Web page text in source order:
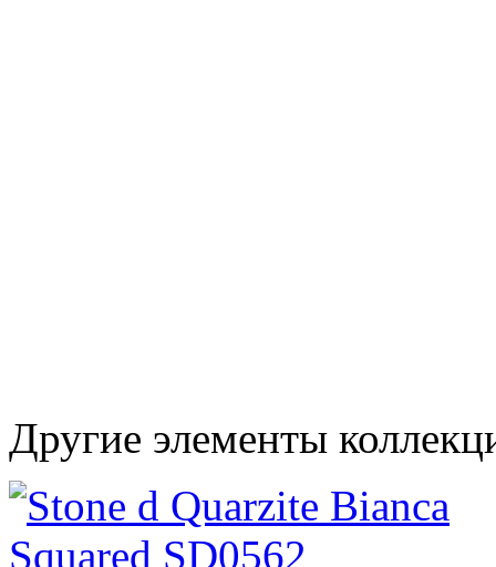
Другие элементы